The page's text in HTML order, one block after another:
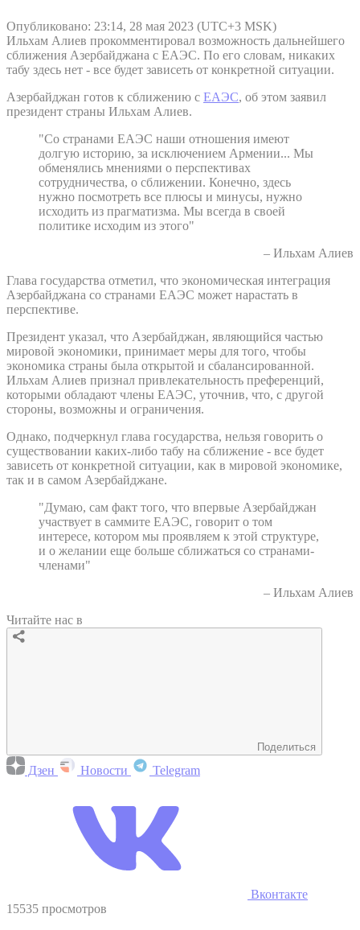
Опубликовано: 23:14, 28 мая 2023 (UTC+3 MSK)
Ильхам Алиев прокомментировал возможность дальнейшего
сближения Азербайджана с ЕАЭС. По его словам, никаких
табу здесь нет - все будет зависеть от конкретной ситуации.
Азербайджан готов к сближению с ЕАЭС, об этом заявил
президент страны Ильхам Алиев.
"Со странами ЕАЭС наши отношения имеют
долгую историю, за исключением Армении... Мы
обменялись мнениями о перспективах
сотрудничества, о сближении. Конечно, здесь
нужно посмотреть все плюсы и минусы, нужно
исходить из прагматизма. Мы всегда в своей
политике исходим из этого"
– Ильхам Алиев
Глава государства отметил, что экономическая интеграция
Азербайджана со странами ЕАЭС может нарастать в
перспективе.
Президент указал, что Азербайджан, являющийся частью
мировой экономики, принимает меры для того, чтобы
экономика страны была открытой и сбалансированной.
Ильхам Алиев признал привлекательность преференций,
которыми обладают члены ЕАЭС, уточнив, что, с другой
стороны, возможны и ограничения.
Однако, подчеркнул глава государства, нельзя говорить о
существовании каких-либо табу на сближение - все будет
зависеть от конкретной ситуации, как в мировой экономике,
так и в самом Азербайджане.
"Думаю, сам факт того, что впервые Азербайджан
участвует в саммите ЕАЭС, говорит о том
интересе, котором мы проявляем к этой структуре,
и о желании еще больше сближаться со странами-
членами"
– Ильхам Алиев
Читайте нас в
Поделиться
Дзен Новости Telegram
Вконтакте
15535 просмотров